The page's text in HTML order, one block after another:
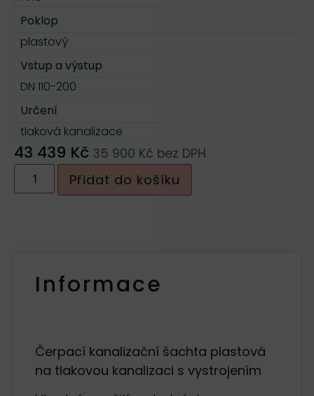
Poklop
plastový
Vstup a výstup
DN 110-200
Určení
tlaková kanalizace
43 439 Kč 35 900 Kč bez DPH
Přidat do košíku
Informace
Čerpací kanalizační šachta plastová
na tlakovou kanalizaci s vystrojením